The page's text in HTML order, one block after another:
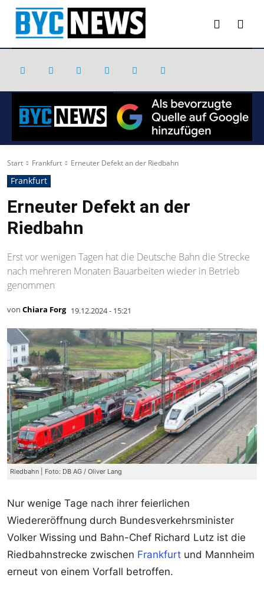
Start Frankfurt Erneuter Defekt an der Riedbahn
Frankfurt
Erneuter Defekt an der
Riedbahn
Erst vor wenigen Tagen hat die Deutsche Bahn die Strecke
nach mehreren Monaten Bauarbeiten wieder in Betrieb
genommen
von Chiara Forg 19.12.2024 - 15:21
Riedbahn | Foto: DB AG / Oliver Lang
Nur wenige Tage nach ihrer feierlichen
Wiedereröffnung durch Bundesverkehrsminister
Volker Wissing und Bahn-Chef Richard Lutz ist die
Riedbahnstrecke zwischen Frankfurt und Mannheim
erneut von einem Vorfall betroffen.